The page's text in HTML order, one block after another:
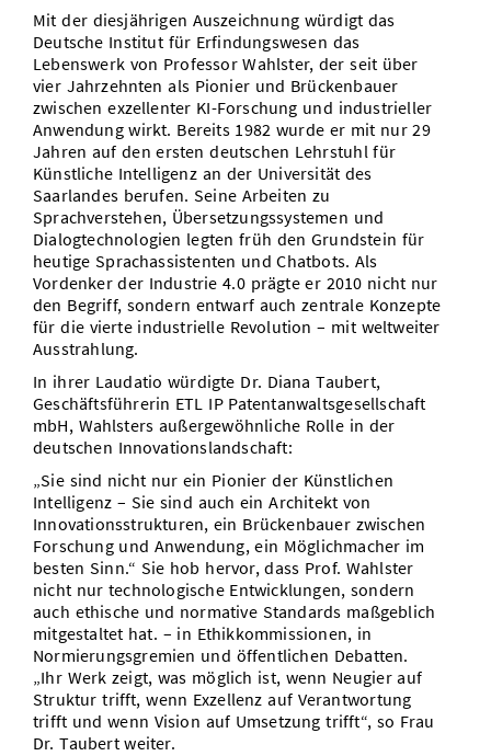
Mit der diesjährigen Auszeichnung würdigt das
Deutsche Institut für Erfindungswesen das
Lebenswerk von Professor Wahlster, der seit über
vier Jahrzehnten als Pionier und Brückenbauer
zwischen exzellenter KI-Forschung und industrieller
Anwendung wirkt. Bereits 1982 wurde er mit nur 29
Jahren auf den ersten deutschen Lehrstuhl für
Künstliche Intelligenz an der Universität des
Saarlandes berufen. Seine Arbeiten zu
Sprachverstehen, Übersetzungssystemen und
Dialogtechnologien legten früh den Grundstein für
heutige Sprachassistenten und Chatbots. Als
Vordenker der Industrie 4.0 prägte er 2010 nicht nur
den Begriff, sondern entwarf auch zentrale Konzepte
für die vierte industrielle Revolution – mit weltweiter
Ausstrahlung.
In ihrer Laudatio würdigte Dr. Diana Taubert,
Geschäftsführerin ETL IP Patentanwaltsgesellschaft
mbH, Wahlsters außergewöhnliche Rolle in der
deutschen Innovationslandschaft:
„Sie sind nicht nur ein Pionier der Künstlichen
Intelligenz – Sie sind auch ein Architekt von
Innovationsstrukturen, ein Brückenbauer zwischen
Forschung und Anwendung, ein Möglichmacher im
besten Sinn.“ Sie hob hervor, dass Prof. Wahlster
nicht nur technologische Entwicklungen, sondern
auch ethische und normative Standards maßgeblich
mitgestaltet hat. – in Ethikkommissionen, in
Normierungsgremien und öffentlichen Debatten.
„Ihr Werk zeigt, was möglich ist, wenn Neugier auf
Struktur trifft, wenn Exzellenz auf Verantwortung
trifft und wenn Vision auf Umsetzung trifft“, so Frau
Dr. Taubert weiter.